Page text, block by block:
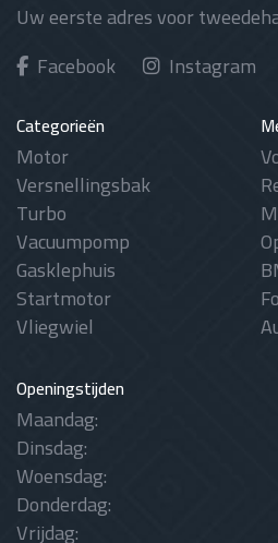
Uw eerste adres voor
Facebook
Instagram
Categorieën
Motor
Versnellingsbak
Turbo
Vacuumpomp
Gasklephuis
Startmotor
Vliegwiel
Openingstijden
Maandag:
Dinsdag:
Woensdag:
Donderdag:
Vrijdag: